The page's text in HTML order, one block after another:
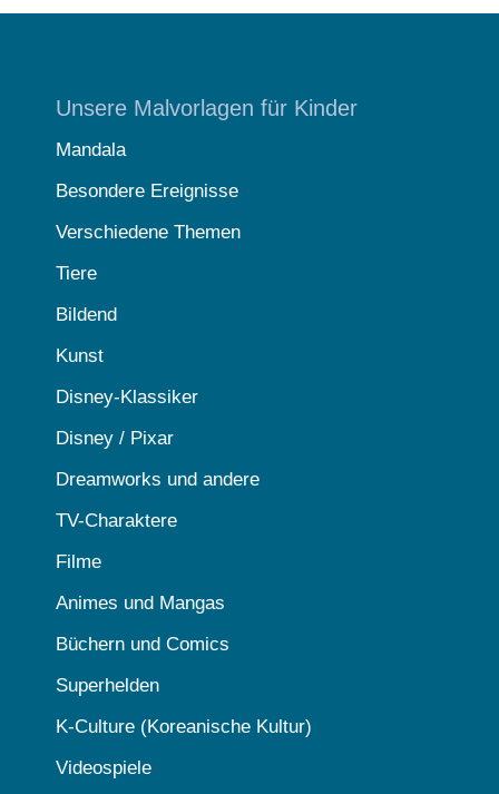
Unsere Malvorlagen für Kinder
Mandala
Besondere Ereignisse
Verschiedene Themen
Tiere
Bildend
Kunst
Disney-Klassiker
Disney / Pixar
Dreamworks und andere
TV-Charaktere
Filme
Animes und Mangas
Büchern und Comics
Superhelden
K-Culture (Koreanische Kultur)
Videospiele